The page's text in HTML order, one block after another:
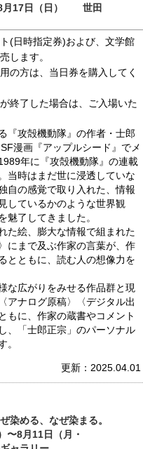
8月17日（日） 世田
(日時指定券)および、文学館
します。
の方は、当日券を購入してく
終了した場合は、ご入場いた
『攻殻機動隊』の作者・士郎
漫画『アップルシード』でメ
年に『攻殻機動隊』の連載
当時はまだ世に浸透していな
自の感覚で取り入れた、情報
しているかのような世界観
魅了してきました。
た絵、膨大な情報で組まれた
にまで及ぶ作家の言葉が、作
とともに、読む人の想像力を
な広がりをみせる作品群と現
アナログ原稿〉〈デジタル出
もに、作家の蔵書やコメント
、「士郎正宗」のパーソナル
。
更新：2025.04.01
染める、なぜ染まる。
〜8月11日（月・